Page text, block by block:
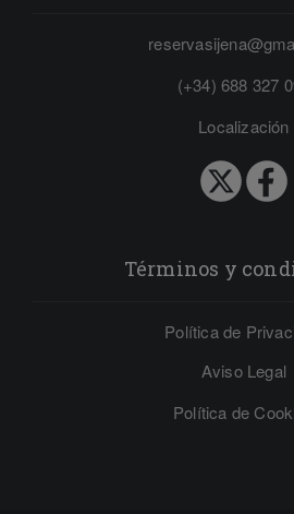
(+34) 688 327
Localización
Términos y
Política de
Aviso Legal
Política de